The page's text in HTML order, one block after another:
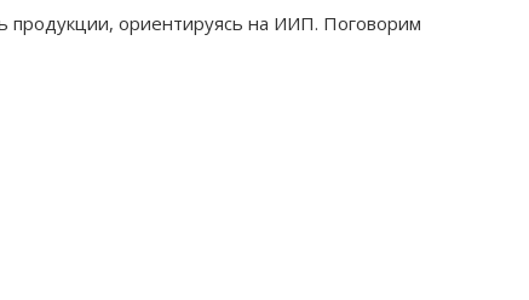
продукции, ориентируясь на ИИП. Поговорим